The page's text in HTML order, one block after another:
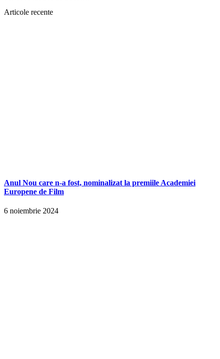
Articole recente
Anul Nou care n-a fost, nominalizat la premiile Academiei
Europene de Film
6 noiembrie 2024